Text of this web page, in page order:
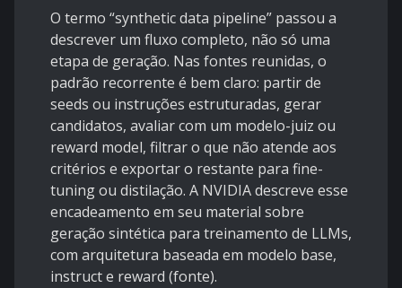
O termo “synthetic data pipeline” passou a
descrever um fluxo completo, não só uma
etapa de geração. Nas fontes reunidas, o
padrão recorrente é bem claro: partir de
seeds ou instruções estruturadas, gerar
candidatos, avaliar com um modelo-juiz ou
reward model, filtrar o que não atende aos
critérios e exportar o restante para fine-
tuning ou distilação. A NVIDIA descreve esse
encadeamento em seu material sobre
geração sintética para treinamento de LLMs,
com arquitetura baseada em modelo base,
instruct e reward (fonte).